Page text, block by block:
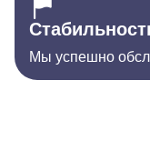
Мы успешно